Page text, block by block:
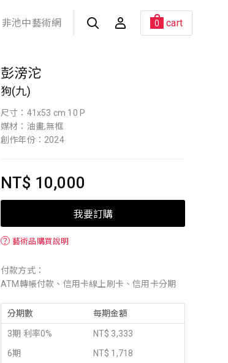
非池中藝術網 0 cart
彭滂沱
狗(九)
尺寸：41x53 cm 10 P
媒材：油畫,無框
創作年份：2024
NT$ 10,000
我要訂購
？ 藝術品購買說明
付款方式：
ATM轉帳付款、信用卡線上刷卡、信用卡分期
分期數 每期金額
3期 利率0%
NT$ 3,333
6期
NT$ 1,718